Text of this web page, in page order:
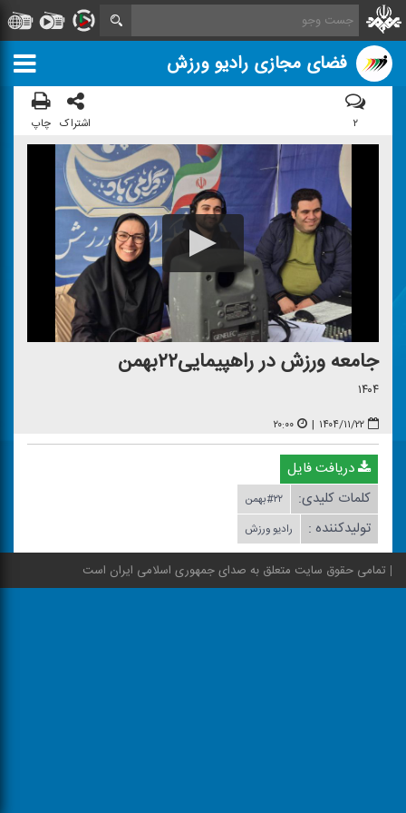
فضای مجازی رادیو ورزش
۲ اشتراک چاپ
جامعه ورزش در راهپیمایی۲۲بهمن
۱۴۰۴
۱۴۰۴/۱۱/۲۲ | ۲۰:۰۰
دریافت فایل
کلمات کلیدی:
#۲۲بهمن
تولیدکننده : رادیو ورزش
تمامی حقوق سایت متعلق به صدای جمهوری اسلامی ایران است